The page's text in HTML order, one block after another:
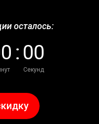
осталось:
0 : 00
Секунд